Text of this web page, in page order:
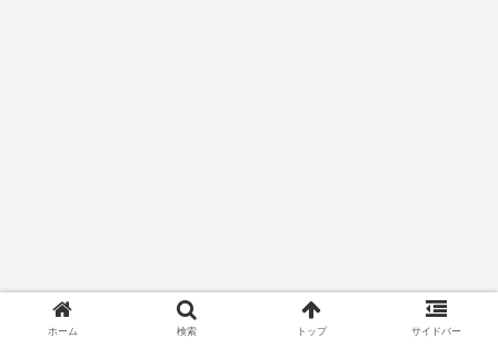
ホーム 検索 トップ サイドバー